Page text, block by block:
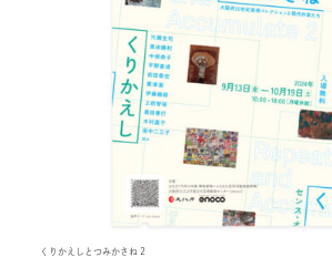
くりかえしとつみかさね 2